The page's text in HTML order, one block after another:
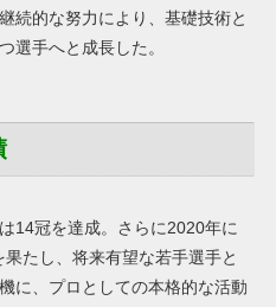
続的な努力により、基礎技術と
選手へと成長した。
14冠を達成。さらに2020年に
たし、将来有望な若手選手と
に、プロとしての本格的な活動